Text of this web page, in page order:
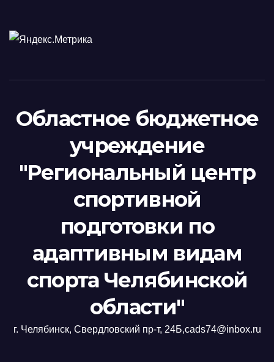
Областное бюджетное
учреждение
"Региональный центр
спортивной
подготовки по
адаптивным видам
спорта Челябинской
области"
г. Челябинск, Свердловский пр-т, 24Б,cads74@inbox.ru